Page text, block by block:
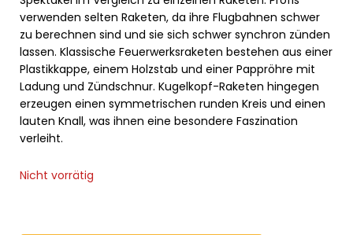
verwenden selten Raketen, da ihre Flugbahnen schwer
zu berechnen sind und sie sich schwer synchron zünden
lassen. Klassische Feuerwerksraketen bestehen aus einer
Plastikkappe, einem Holzstab und einer Pappröhre mit
Ladung und Zündschnur. Kugelkopf-Raketen hingegen
erzeugen einen symmetrischen runden Kreis und einen
lauten Knall, was ihnen eine besondere Faszination
verleiht.
Nicht vorrätig